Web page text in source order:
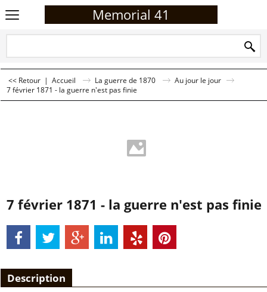
Memorial 41
<< Retour | Accueil La guerre de 1870
Au jour le jour
7 février 1871 - la guerre n'est pas finie
7 février 1871 - la guerre n'est pas finie
Description